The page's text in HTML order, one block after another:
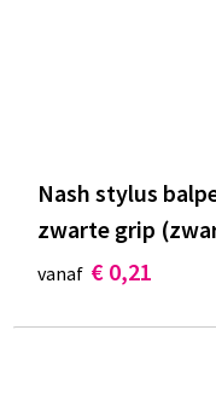
Nash stylus
zwarte grip
vanaf € 0,21